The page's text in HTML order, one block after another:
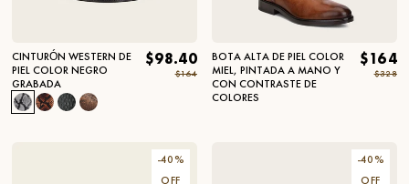
CINTURÓN WESTERN DE
PIEL COLOR NEGRO
GRABADA
$98.40
$164
BOTA ALTA DE PIEL COLOR
MIEL, PINTADA A MANO Y
CON CONTRASTE DE
COLORES
$164
$328
-40%
OFF
-40%
OFF